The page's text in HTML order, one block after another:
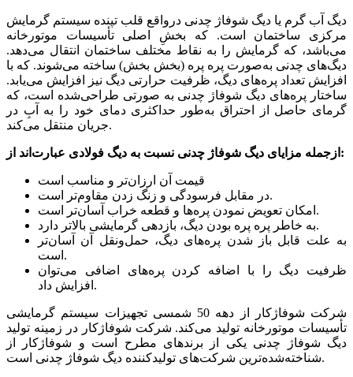
دیگ آب گرم یا ديگ شوفاژ چدنی درواقع قلب تپنده سیستم گرمایش
مرکزی ساختمان است. که بخشِ اصلی تأسیسات موتورخانه
می‌باشد، که گرمایش را به نقاط مختلف ساختمان انتقال می‌دهد.
دیگ‌های چدنی به‌صورت پره پره (بخش بخش) ساخته می‌شوند. که با
افزایش تعداد پره‌های دیگ، ظرفیت حرارتی دیگ نیز افزایش می‌یابد.
ساختار پره‌های ديگ شوفاژ چدنی به صورتی طراحی‌شده است، که
گرمای حاصل از احتراق به‌طور حداکثری دمای خود را به آبِ در
جریان منتقل می‌کند.
ازجمله مزایای دیگ شوفاژ چدنی نسبت به دیگ فولادی عبارت‌اند از:
قیمت آن ارزان‌تر و مناسب است
در مقابل فرسودگی و زنگ زدن مقاوم‌تر است.
امکان تعویض نمودن پره‌ها و قطعه خراب آسان‌تر است.
به خاطر پره پره بودن دیگ، بازدهی گرمایشی بالاتر دارد.
به علت قابل باز شدن پره‌های دیگ، حمل‌ونقل آن آسان‌تر
است.
ظرفیت دیگ را با اضافه کردن پره‌های اضافی می‌توان
افزایش داد.
شرکت شوفاژکار از دهه 50 شمسی تجهیزات سیستم گرمایشی
تأسیسات موتورخانه تولید می‌کند. شركت شوفاژكار در زمینه تولید
دیگ شوفاژ چدنی یکی از برندهای مطرح است و شوفاژکار از
شناخته‌شده‌ترین شرکت‌های تولیدکننده دیگ شوفاژ چدنی است.